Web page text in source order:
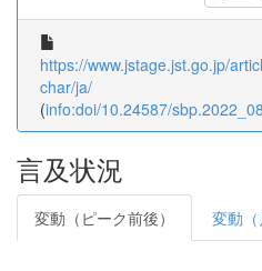
https://www.jstage.jst.go.jp/
char/ja/
(info:doi/10.24587/
言及状況
変動（ピーク前後） 変動（